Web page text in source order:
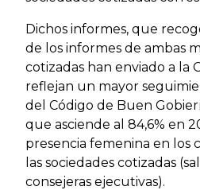
Dichos informes, que
de los informes de ambas
cotizadas han enviado a la
reflejan un mayor
del Código de Buen
que asciende al 84,6% en
presencia femenina en los
las sociedades cotizadas
consejeras ejecutivas).